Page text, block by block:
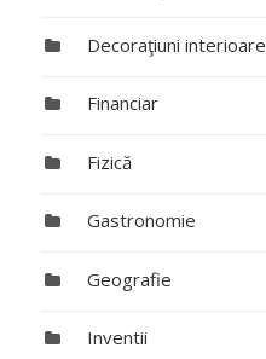
Decoraţiuni interioare
Financiar
Fizică
Gastronomie
Geografie
Inventii